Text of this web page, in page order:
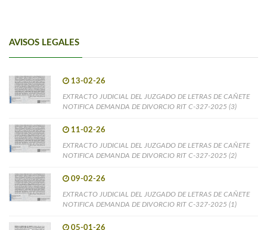
AVISOS LEGALES
13-02-26
EXTRACTO JUDICIAL DEL JUZGADO DE LETRAS DE CAÑETE
NOTIFICA DEMANDA DE DIVORCIO RIT C-327-2025 (3)
11-02-26
EXTRACTO JUDICIAL DEL JUZGADO DE LETRAS DE CAÑETE
NOTIFICA DEMANDA DE DIVORCIO RIT C-327-2025 (2)
09-02-26
EXTRACTO JUDICIAL DEL JUZGADO DE LETRAS DE CAÑETE
NOTIFICA DEMANDA DE DIVORCIO RIT C-327-2025 (1)
05-01-26